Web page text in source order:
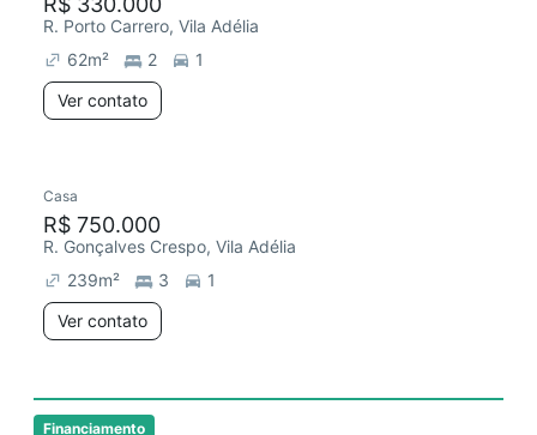
Financiamento
R. Porto Carrero, Vila Adélia
62m² 2
1
Ver contato
Casa
R$ 750.000
R. Gonçalves Crespo, Vila Adélia
239m² 3
1
Ver contato